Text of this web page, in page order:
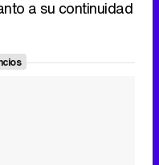
a su continuidad